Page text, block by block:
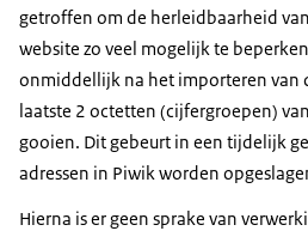
getroffen om de herleidbaarheid
website zo veel mogelijk te
onmiddellijk na het importeren van
laatste 2 octetten (cijfergroepen)
gooien. Dit gebeurt in een tijdelijk
adressen in Piwik worden
Hierna is er geen sprake van